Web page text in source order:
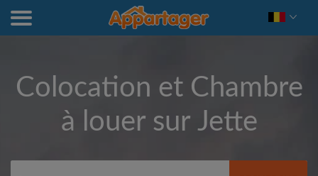
Colocation et Chambre
à louer sur Jette